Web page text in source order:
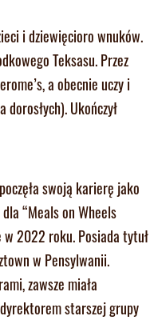
i dziewięcioro wnuków.
Teksasu. Przez
a obecnie uczy i
Ukończył
swoją karierę jako
“Meals on Wheels
w 2022 roku. Posiada tytuł
w Pensylwanii.
zawsze miała
dyrektorem starszej grupy